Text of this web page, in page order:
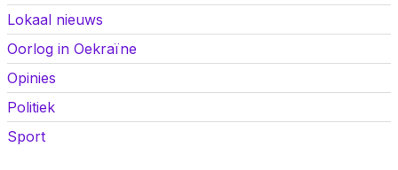
Lokaal nieuws
Oorlog in Oekraïne
Opinies
Politiek
Sport